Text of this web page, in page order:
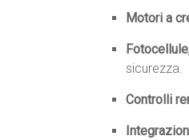
Motori a
sicurezza.
Controlli